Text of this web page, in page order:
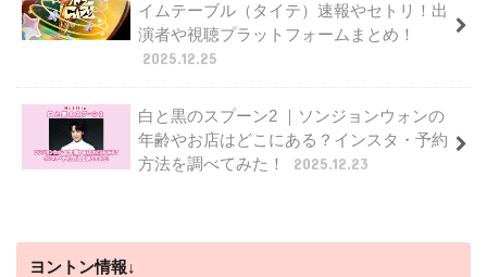
イムテーブル（タイテ）速報やセトリ！出
演者や視聴プラットフォームまとめ！
2025.12.25
白と黒のスプーン2 ｜ソンジョンウォンの
年齢やお店はどこにある？インスタ・予約
方法を調べてみた！
2025.12.23
ヨントン情報↓